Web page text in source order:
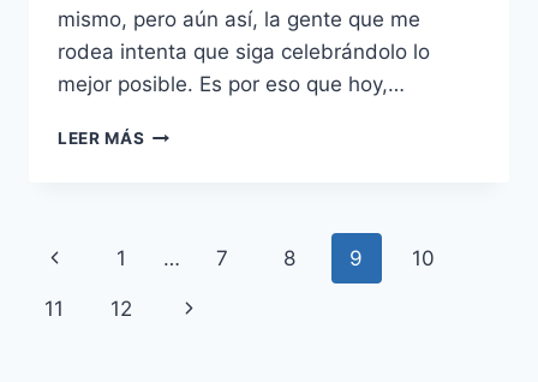
mismo, pero aún así, la gente que me
rodea intenta que siga celebrándolo lo
mejor posible. Es por eso que hoy,…
LEER MÁS
Navegación
de
Página
anterior
1 … 7 8 9 10
11 12
Siguiente